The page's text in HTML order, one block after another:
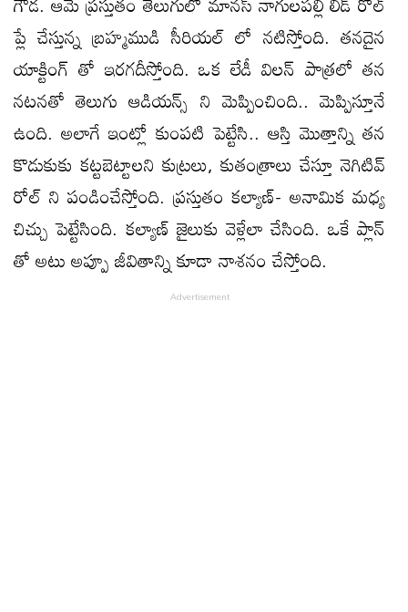
ప్లే చేస్తున్న బ్రహ్మముడి సీరియల్ లో నటిస్తోంది. తనదైన
యాక్టింగ్ తో ఇరగదీస్తోంది. ఒక లేడీ విలన్ పాత్రలో తన
నటనతో తెలుగు ఆడియన్స్ ని మెప్పించింది.. మెప్పిస్తూనే
ఉంది. అలాగే ఇంట్లో కుంపటి పెట్టేసి.. ఆస్తి మొత్తాన్ని తన
కొడుకుకు కట్టబెట్టాలని కుట్రలు, కుతంత్రాలు చేస్తూ నెగిటివ్
రోల్ ని పండించేస్తోంది. ప్రస్తుతం కల్యాణ్- అనామిక మధ్య
చిచ్చు పెట్టేసింది. కల్యాణ్ జైలుకు వెళ్లేలా చేసింది. ఒకే ప్లాన్
తో అటు అప్పూ జీవితాన్ని కూడా నాశనం చేస్తోంది.